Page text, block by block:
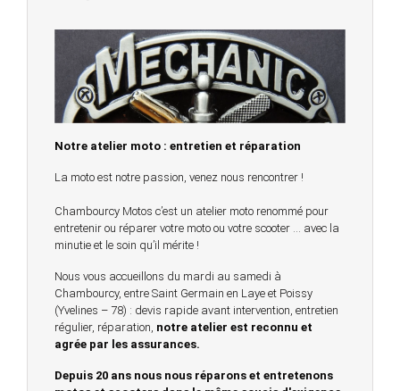
Notre atelier moto : entretien et réparation
La moto est notre passion, venez nous rencontrer !
Chambourcy Motos c’est un atelier moto renommé pour
entretenir ou réparer votre moto ou votre scooter … avec la
minutie et le soin qu’il mérite !
Nous vous accueillons du mardi au samedi à
Chambourcy, entre Saint Germain en Laye et Poissy
(Yvelines – 78) : devis rapide avant intervention, entretien
régulier, réparation, notre atelier est reconnu et
agrée par les assurances.
Depuis 20 ans nous nous réparons et entretenons